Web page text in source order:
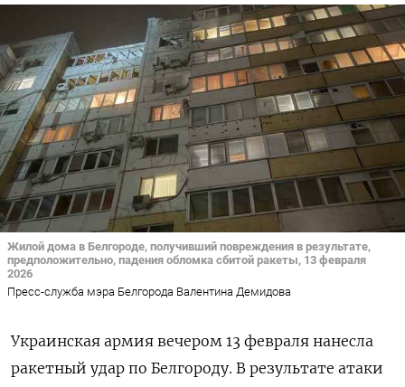
Жилой дома в Белгороде, получивший повреждения в результате,
предположительно, падения обломка сбитой ракеты, 13 февраля
2026
Пресс-служба мэра Белгорода Валентина Демидова
Украинская армия вечером 13 февраля нанесла
ракетный удар по Белгороду. В результате атаки